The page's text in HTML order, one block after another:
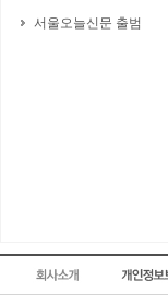
서울오늘신문 출범